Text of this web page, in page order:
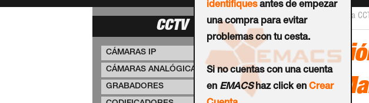
identifiquesantes de empezar
una compra para evitar
problemas con tu cesta.
Si no cuentas con una cuenta
en EMACShaz click enCrear
CCTV
CÁMARAS IP
CÁMARAS ANALÓGICAS
GRABADORES
Inicio › Servicios Cloud para